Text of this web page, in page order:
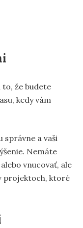
že budete
kedy vám
správne a vaši
Nemáte
vnucovať, ale
projektoch, ktoré